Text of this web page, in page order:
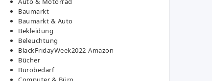
Baumarkt
Baumarkt & Auto
Bekleidung
Beleuchtung
BlackFridayWeek2022-Amazon
Bücher
Bürobedarf